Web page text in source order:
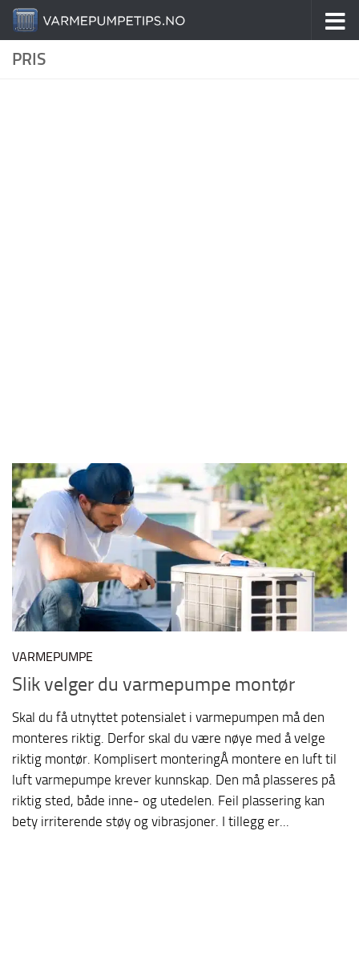
Skip to content
PRIS
VARMEPUMPE
Slik velger du varmepumpe montør
Skal du få utnyttet potensialet i varmepumpen må den
monteres riktig. Derfor skal du være nøye med å velge
riktig montør. Komplisert monteringÅ montere en luft til
luft varmepumpe krever kunnskap. Den må plasseres på
riktig sted, både inne- og utedelen. Feil plassering kan
bety irriterende støy og vibrasjoner. I tillegg er...